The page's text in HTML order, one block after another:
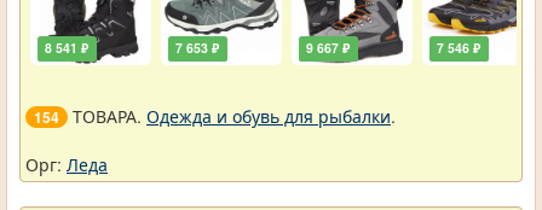
8 541 ₽ 7 653 ₽ 9 667 ₽ 7 546 ₽
154 ТОВАРА. Одежда и обувь для рыбалки.
Орг: Леда